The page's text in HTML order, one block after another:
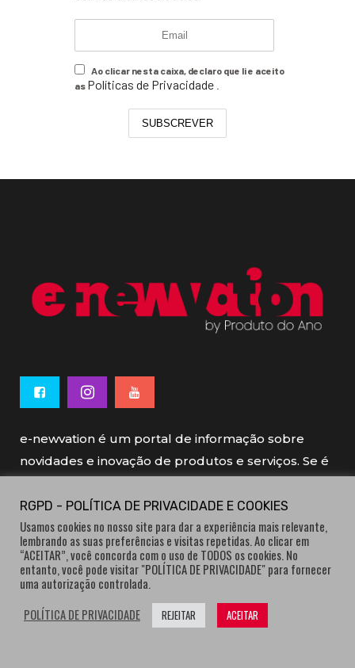
Ao clicar nesta caixa, declaro que li e aceito
as Políticas de Privacidade .
SUBSCREVER
e-newvation é um portal de informação sobre
novidades e inovação de produtos e serviços. Se é
e-newvation tem o patrocínio do “Produto do
Ano”, o prémio de inovação atribuído por
consumidores.
RGPD - POLÍTICA DE PRIVACIDADE E COOKIES
Usamos cookies no nosso site para dar a experiência mais relevante,
lembrando as suas preferências e visitas repetidas. Ao clicar em
“ACEITAR”, você concorda com o uso de TODOS os cookies. No
entanto, você pode visitar "POLÍTICA DE PRIVACIDADE" para fornecer
uma autorização controlada.
POLÍTICA DE PRIVACIDADE
REJEITAR ACEITAR